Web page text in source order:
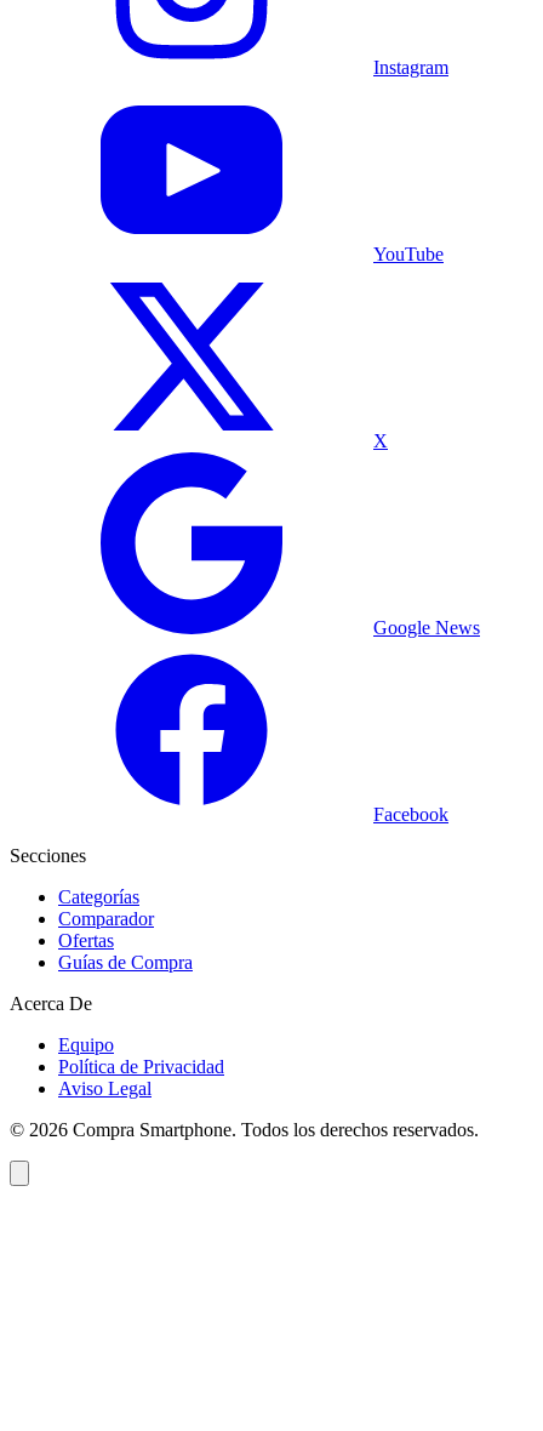
Instagram
YouTube
X
Google News
Facebook
Secciones
Categorías
Comparador
Ofertas
Guías de Compra
Acerca De
Equipo
Política de Privacidad
Aviso Legal
© 2026 Compra Smartphone. Todos los derechos reservados.